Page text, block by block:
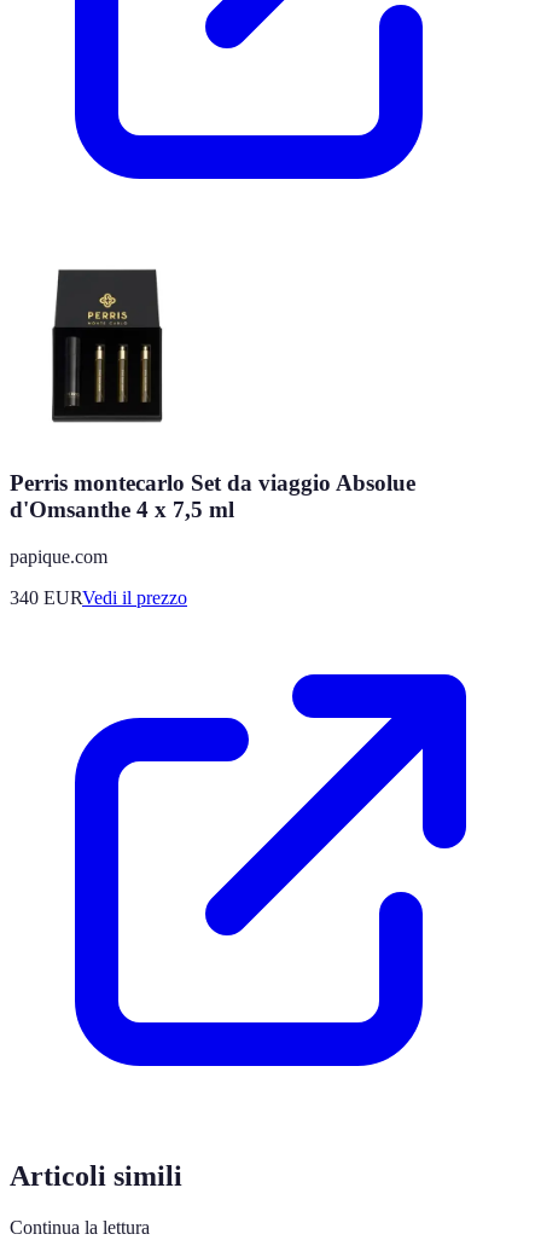
Perris montecarlo Set da viaggio Absolue
d'Omsanthe 4 x 7,5 ml
papique.com
340 EURVedi il prezzo
Articoli simili
Continua la lettura